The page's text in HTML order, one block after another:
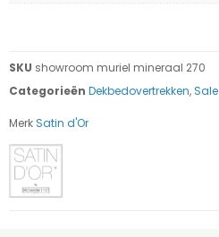
SKU showroom muriel mineraal 270
Categorieën Dekbedovertrekken, Sale
Merk Satin d'Or